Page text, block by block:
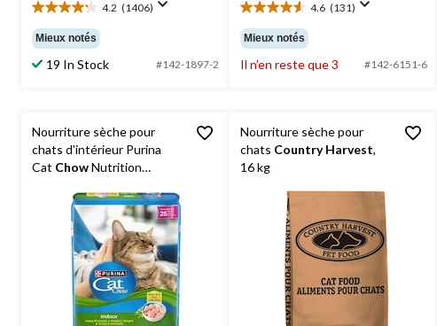
4.2 (1406)
4.2
étoile(s)
sur
5.
Mieux notés
19 In Stock #142-1897-2
4.6 (131)
4.6
étoile(s)
sur
5.
Mieux notés
Il n’en reste que 3 #142-6151-6
Nourriture sèche pour
chats d'intérieur Purina
Cat ChowNutrition
boules de poils et du poids,
Nourriture sèche pour
chats Country Harvest,
16 kg